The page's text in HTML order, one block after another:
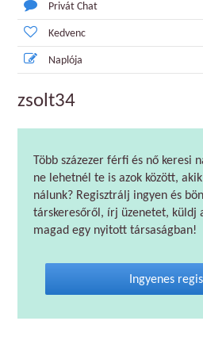
Privát Chat
Kedvenc
Naplója
zsolt34
Több százezer férfi és nő
ne lehetnél te is azok között,
nálunk? Regisztrálj ingyen és
társkeresőről, írj üzenetet, küldj
magad egy nyitott társaságban!
Ingyenes